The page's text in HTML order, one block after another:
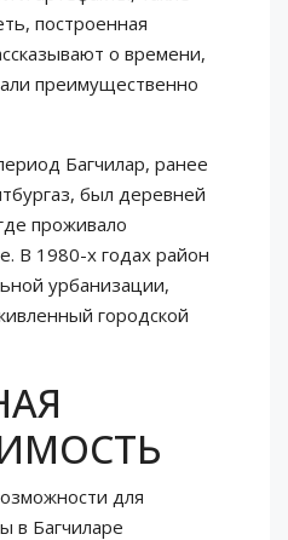
построенная
о времени,
преимущественно
Багчилар, ранее
был деревней
проживало
В 1980-х годах район
урбанизации,
городской
для
в Багчиларе